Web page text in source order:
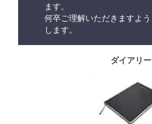
ます。
何卒ご理解いただきますよ
します。
ダイアリー